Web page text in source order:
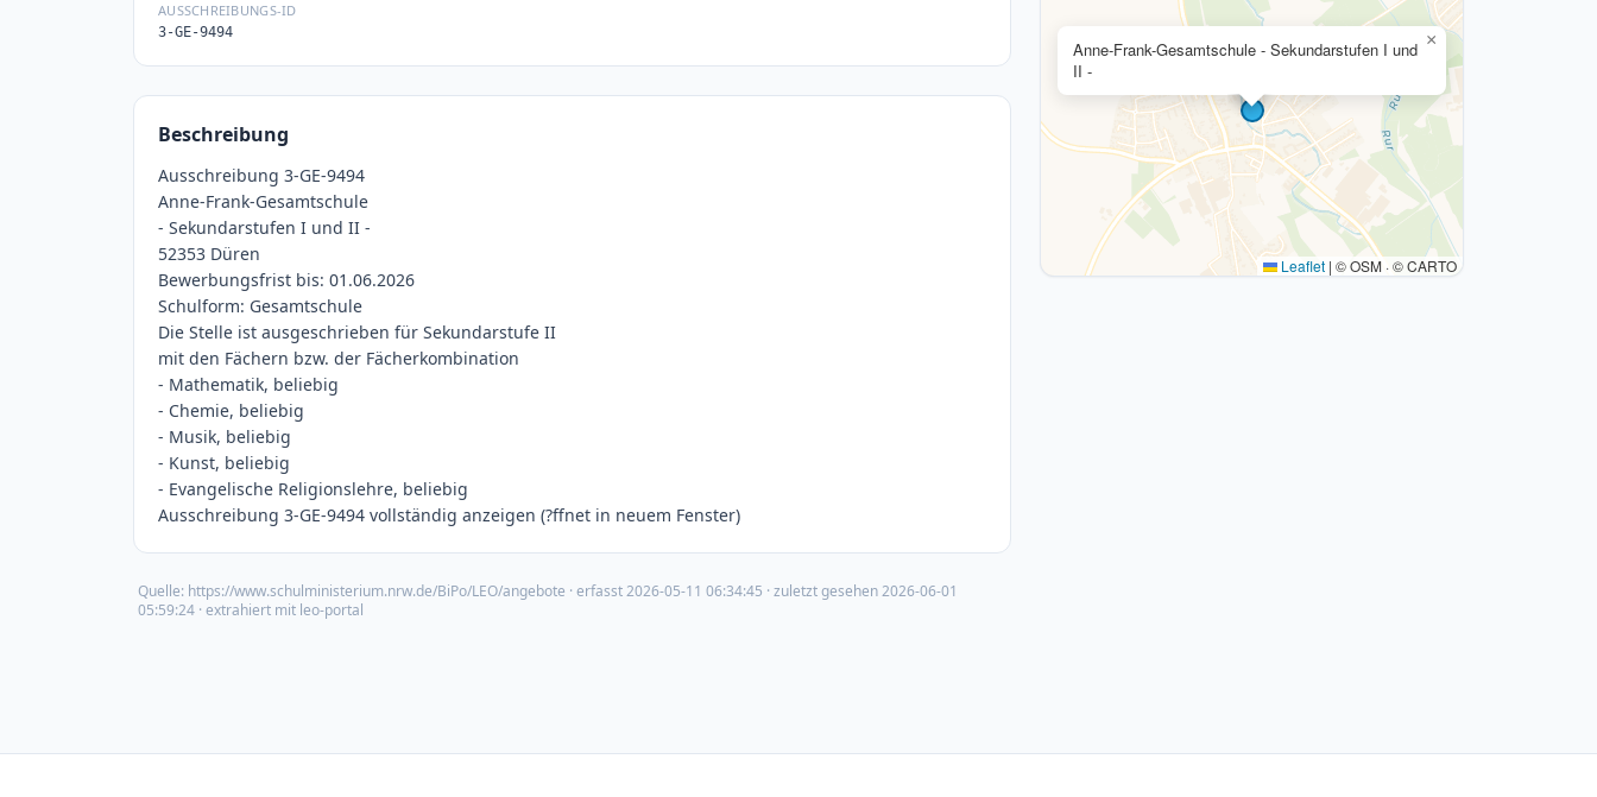
AUSSCHREIBUNGS-ID
3-GE-9494
Beschreibung
Ausschreibung 3-GE-9494
Anne-Frank-Gesamtschule
- Sekundarstufen I und II -
52353 Düren
Bewerbungsfrist bis: 01.06.2026
Schulform: Gesamtschule
Die Stelle ist ausgeschrieben für Sekundarstufe II
mit den Fächern bzw. der Fächerkombination
- Mathematik, beliebig
- Chemie, beliebig
- Musik, beliebig
- Kunst, beliebig
- Evangelische Religionslehre, beliebig
Ausschreibung 3-GE-9494 vollständig anzeigen (?ffnet in neuem Fenster)
Quelle: https://www.schulministerium.nrw.de/BiPo/LEO/angebote · erfasst2026-05-11 06:34:45 · zuletzt gesehen2026-06-01
05:59:24 · extrahiert mit leo-portal
Anne-Frank-Gesamtschule - Sekundarstufen I und
II -
×
Leaflet | © OSM · © CARTO